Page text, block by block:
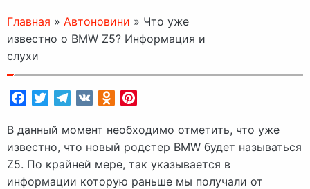
Главная » Автоновини » Что уже
известно о BMW Z5? Информация и
слухи
FacebookTwitterTelegram
VK Odnoklassniki
В данный момент необходимо отметить, что уже
известно, что новый родстер BMW будет называться
Z5. По крайней мере, так указывается в
информации которую раньше мы получали от